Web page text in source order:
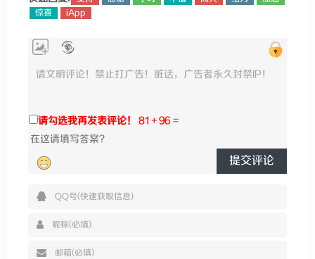
惊喜
iApp
请勾选我再发表评论！ 81 + 96 =
提交评论